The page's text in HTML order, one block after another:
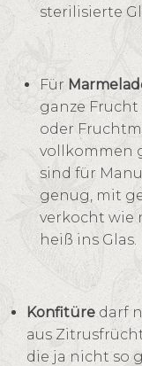
sterilisierte
Für
ganze Frucht
oder
vollkommen
sind für
genug, mit
verkocht wie
heiß ins Glas.
Konfitüredarf
aus
die ja nicht so